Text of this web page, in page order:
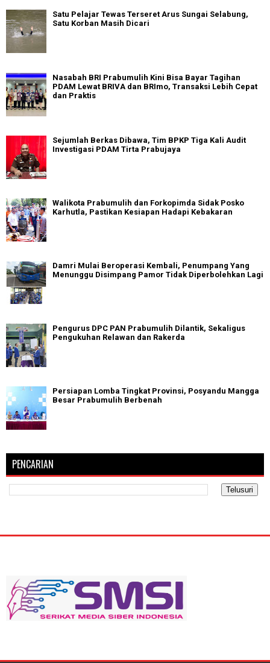
Satu Pelajar Tewas Terseret Arus Sungai Selabung,
Satu Korban Masih Dicari
Nasabah BRI Prabumulih Kini Bisa Bayar Tagihan
PDAM Lewat BRIVA dan BRImo, Transaksi Lebih Cepat
dan Praktis
Sejumlah Berkas Dibawa, Tim BPKP Tiga Kali Audit
Investigasi PDAM Tirta Prabujaya
Walikota Prabumulih dan Forkopimda Sidak Posko
Karhutla, Pastikan Kesiapan Hadapi Kebakaran
Damri Mulai Beroperasi Kembali, Penumpang Yang
Menunggu Disimpang Pamor Tidak Diperbolehkan Lagi
Pengurus DPC PAN Prabumulih Dilantik, Sekaligus
Pengukuhan Relawan dan Rakerda
Persiapan Lomba Tingkat Provinsi, Posyandu Mangga
Besar Prabumulih Berbenah
PENCARIAN